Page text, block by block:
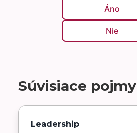
Áno
Nie
Súvisiace pojmy
Leadership